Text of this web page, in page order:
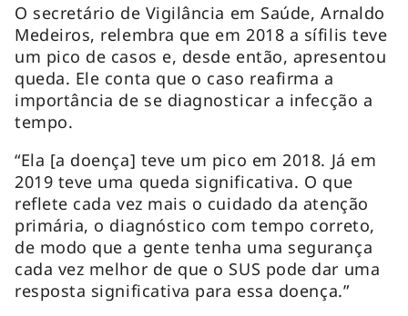
O secretário de Vigilância em Saúde, Arnaldo
Medeiros, relembra que em 2018 a sífilis teve
um pico de casos e, desde então, apresentou
queda. Ele conta que o caso reafirma a
importância de se diagnosticar a infecção a
tempo.
“Ela [a doença] teve um pico em 2018. Já em
2019 teve uma queda significativa. O que
reflete cada vez mais o cuidado da atenção
primária, o diagnóstico com tempo correto,
de modo que a gente tenha uma segurança
cada vez melhor de que o SUS pode dar uma
resposta significativa para essa doença.”